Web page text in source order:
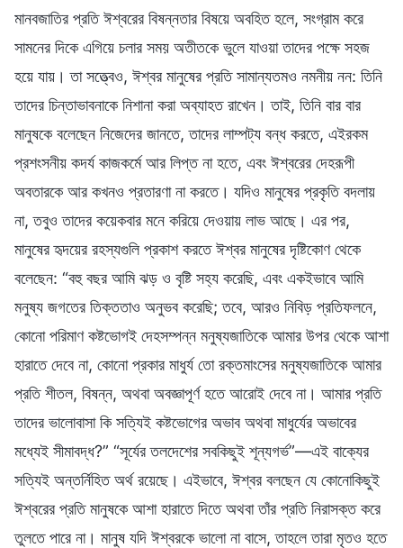
মানবজাতির প্রতি ঈশ্বরের বিষন্নতার বিষয়ে অবহিত হলে, সংগ্রাম করে
সামনের দিকে এগিয়ে চলার সময় অতীতকে ভুলে যাওয়া তাদের পক্ষে সহজ
হয়ে যায়। তা সত্ত্বেও, ঈশ্বর মানুষের প্রতি সামান্যতমও নমনীয় নন: তিনি
তাদের চিন্তাভাবনাকে নিশানা করা অব্যাহত রাখেন। তাই, তিনি বার বার
মানুষকে বলেছেন নিজেদের জানতে, তাদের লাম্পট্য বন্ধ করতে, এইরকম
প্রশংসনীয় কদর্য কাজকর্মে আর লিপ্ত না হতে, এবং ঈশ্বরের দেহরূপী
অবতারকে আর কখনও প্রতারণা না করতে। যদিও মানুষের প্রকৃতি বদলায়
না, তবুও তাদের কয়েকবার মনে করিয়ে দেওয়ায় লাভ আছে। এর পর,
মানুষের হৃদয়ের রহস্যগুলি প্রকাশ করতে ঈশ্বর মানুষের দৃষ্টিকোণ থেকে
বলেছেন: “বহু বছর আমি ঝড় ও বৃষ্টি সহ্য করেছি, এবং একইভাবে আমি
মনুষ্য জগতের তিক্ততাও অনুভব করেছি; তবে, আরও নিবিড় প্রতিফলনে,
কোনো পরিমাণ কষ্টভোগই দেহসম্পন্ন মনুষ্যজাতিকে আমার উপর থেকে আশা
হারাতে দেবে না, কোনো প্রকার মাধুর্য তো রক্তমাংসের মনুষ্যজাতিকে আমার
প্রতি শীতল, বিষন্ন, অথবা অবজ্ঞাপূর্ণ হতে আরোই দেবে না। আমার প্রতি
তাদের ভালোবাসা কি সত্যিই কষ্টভোগের অভাব অথবা মাধুর্যের অভাবের
মধ্যেই সীমাবদ্ধ?” “সূর্যের তলদেশের সবকিছুই শূন্যগর্ভ”—এই বাক্যের
সত্যিই অন্তর্নিহিত অর্থ রয়েছে। এইভাবে, ঈশ্বর বলছেন যে কোনোকিছুই
ঈশ্বরের প্রতি মানুষকে আশা হারাতে দিতে অথবা তাঁর প্রতি নিরাসক্ত করে
তুলতে পারে না। মানুষ যদি ঈশ্বরকে ভালো না বাসে, তাহলে তারা মৃতও হতে